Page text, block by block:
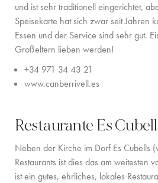
und ist sehr traditionell eingerichtet,
Speisekarte hat sich zwar seit Jahren
Essen und der Service sind sehr gut.
Großeltern lieben werden!
+34 971 34 43 21
www.canberrivell.es
Restaurante Es
Neben der Kirche im Dorf Es Cubells
Restaurants ist dies das am weitesten
ist ein gutes, ehrliches, lokales